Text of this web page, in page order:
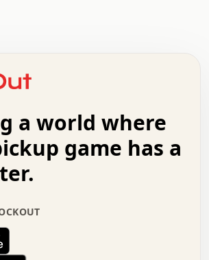
.   .   .   .   .   .   +   .   .
.   .   .   .   .   .   .   :   .
.   .   .   .   .   .   .   +
.   .   .   .   .   o   .   .
.   .   .   .   .   :   .   .   o
.   .   .   .   o   .   .   .
.   .   :   .   .   .   .   .
.   .   +   .   .   x   .   .
:   +   .   .   .   .   .   o
.   .   .   .   .   .   .   .   .
a world where
game has a